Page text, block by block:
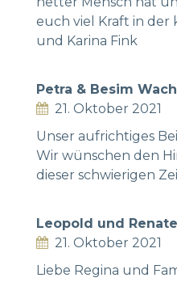
euch viel Kraft in der
und Karina Fink
Petra & Besim
21. Oktober 2021
Unser aufrichtiges
Wir wünschen den
dieser schwierigen
Leopold und
21. Oktober 2021
Liebe Regina und